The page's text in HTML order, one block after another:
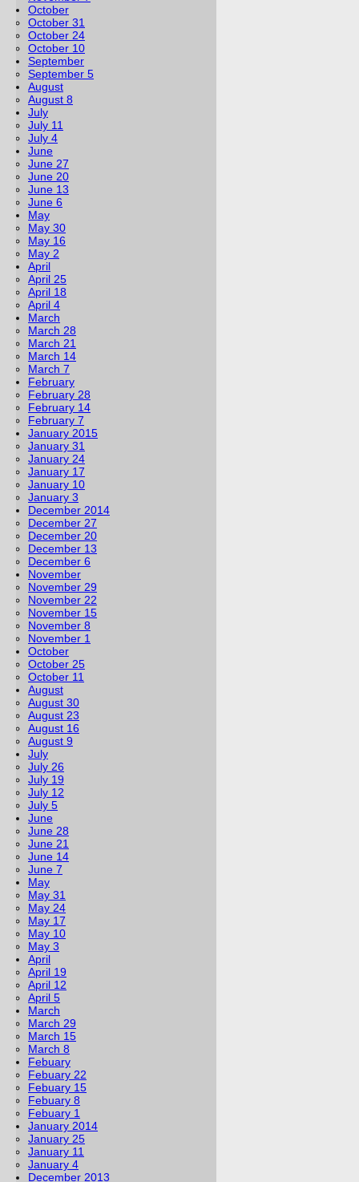
October
October 31
October 24
October 10
September
September 5
August
August 8
July
July 11
July 4
June
June 27
June 20
June 13
June 6
May
May 30
May 16
May 2
April
April 25
April 18
April 4
March
March 28
March 21
March 14
March 7
February
February 28
February 14
February 7
January 2015
January 31
January 24
January 17
January 10
January 3
December 2014
December 27
December 20
December 13
December 6
November
November 29
November 22
November 15
November 8
November 1
October
October 25
October 11
August
August 30
August 23
August 16
August 9
July
July 26
July 19
July 12
July 5
June
June 28
June 21
June 14
June 7
May
May 31
May 24
May 17
May 10
May 3
April
April 19
April 12
April 5
March
March 29
March 15
March 8
Febuary
Febuary 22
Febuary 15
Febuary 8
Febuary 1
January 2014
January 25
January 11
January 4
December 2013